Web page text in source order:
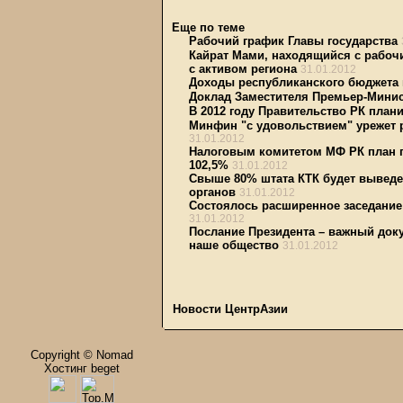
Еще по теме
Рабочий график Главы государства
Кайрат Мами, находящийся с
с активом региона 31.01.2012
Доходы республиканского
Доклад Заместителя Премьер-
В 2012 году Правительство РК
Минфин "с удовольствием" урежет
31.01.2012
Налоговым комитетом МФ РК план
102,5% 31.01.2012
Свыше 80% штата КТК будет
органов 31.01.2012
Состоялось расширенное
31.01.2012
Послание Президента – важный
наше общество 31.01.2012
Новости ЦентрАзии
Copyright © Nomad
Хостинг beget